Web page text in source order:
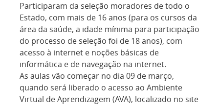
Participaram da seleção moradores de todo o
Estado, com mais de 16 anos (para os cursos da
área da saúde, a idade mínima para participação
do processo de seleção foi de 18 anos), com
acesso à internet e noções básicas de
informática e de navegação na internet.
As aulas vão começar no dia 09 de março,
quando será liberado o acesso ao Ambiente
Virtual de Aprendizagem (AVA), localizado no site